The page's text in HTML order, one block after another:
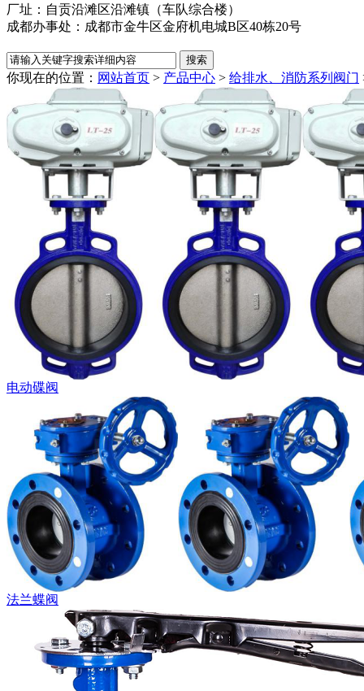
厂址：自贡沿滩区沿滩镇（车队综合楼）
成都办事处：成都市金牛区金府机电城B区40栋20号
你现在的位置： 网站首页 > 产品中心 > 给排水、消防系列阀门
电动碟阀
法兰蝶阀